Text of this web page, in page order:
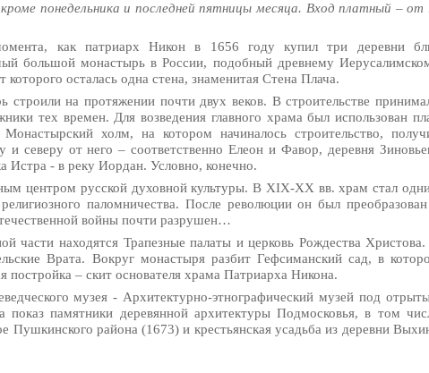
понедельника и последней пятницы месяца. Вход платный –
как патриарх Никон в 1656 году купил три деревни
большой монастырь в России, подобный древнему
которого осталась одна стена, знаменитая Стена Плача.
на протяжении почти двух веков. В строительстве
тех времен. Для возведения главного храма был использован
холм, на котором начиналось строительство,
и северу от него – соответственно Елеон и Фавор, деревня
Истра - в реку Иордан. Условно, конечно.
центром русской духовной культуры. В XIX-XX вв. храм стал
паломничества. После революции он был
войны почти разрушен…
части находятся Трапезные палаты и церковь Рождества
Врата. Вокруг монастыря разбит Гефсиманский сад, в
постройка – скит основателя храма Патриарха Никона.
музея - Архитектурно-этнографический музей под
памятники деревянной архитектуры Подмосковья, в том
Пушкинского района (1673) и крестьянская усадьба из деревни